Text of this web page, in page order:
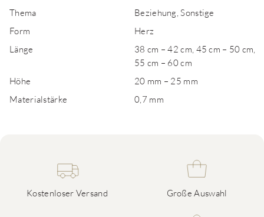
Thema
Beziehung, Sonstige
Form
Herz
Länge
38 cm – 42 cm, 45 cm – 50 cm,
55 cm – 60 cm
Höhe
20 mm – 25 mm
Materialstärke
0,7 mm
Kostenloser Versand Große Auswahl